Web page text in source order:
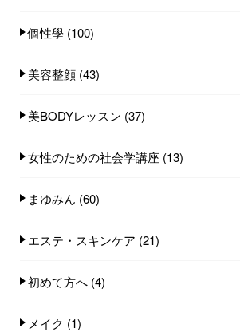
個性學 (100)
美容整顔 (43)
美BODYレッスン (37)
女性のための社会学講座 (13)
まゆみん (60)
エステ・スキンケア (21)
初めて方へ (4)
メイク (1)